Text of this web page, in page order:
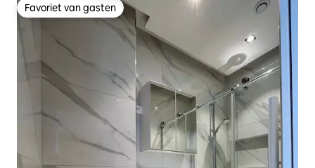
Favoriet van gasten
Favoriet van gasten